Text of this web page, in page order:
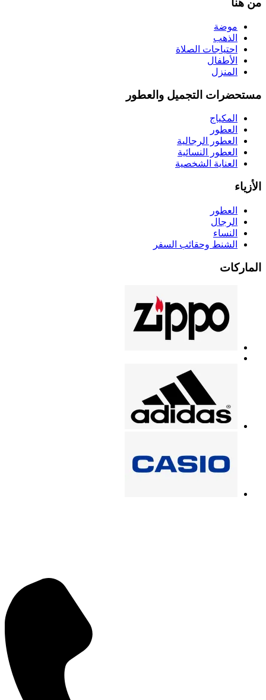
من هنا
موضة
الذهب
احتياجات الصلاة
الأطفال
المنزل
مستحضرات التجميل والعطور
المكياج
العطور
العطور الرجالية
العطور النسائية
العناية الشخصية
الأزياء
العطور
الرجال
النساء
الشنط وحقائب السفر
الماركات